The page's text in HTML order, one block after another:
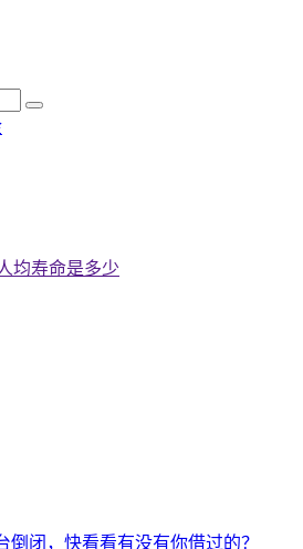
均寿命是多少
倒闭，快看看有没有你借过的？